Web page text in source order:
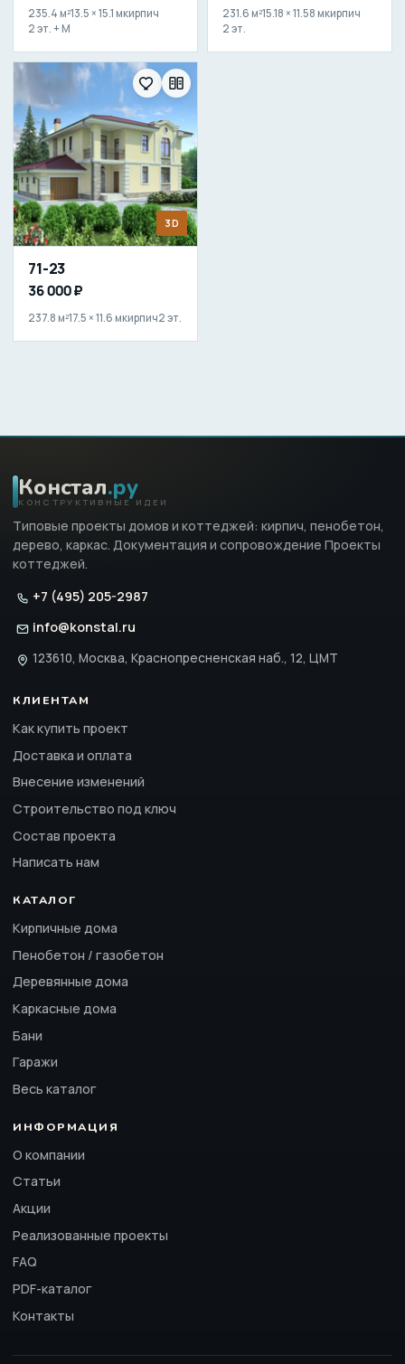
235.4 м²13.5 × 15.1 мкирпич
2 эт. + М
231.6 м²15.18 × 11.58 мкирпич
2 эт.
3D
71-23
36 000 ₽
237.8 м²17.5 × 11.6 мкирпич2 эт.
Констал.ру
КОНСТРУКТИВНЫЕ ИДЕИ
Типовые проекты домов и коттеджей: кирпич, пенобетон,
дерево, каркас. Документация и сопровождение Проекты
коттеджей.
+7 (495) 205-2987
info@konstal.ru
123610, Москва, Краснопресненская наб., 12, ЦМТ
КЛИЕНТАМ
Как купить проект
Доставка и оплата
Внесение изменений
Строительство под ключ
Состав проекта
Написать нам
КАТАЛОГ
Кирпичные дома
Пенобетон / газобетон
Деревянные дома
Каркасные дома
Бани
Гаражи
Весь каталог
ИНФОРМАЦИЯ
О компании
Статьи
Акции
Реализованные проекты
FAQ
PDF-каталог
Контакты